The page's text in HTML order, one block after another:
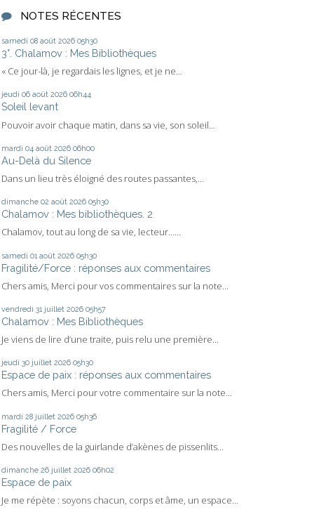
NOTES RÉCENTES
samedi 08 août 2026 05h30
3°. Chalamov : Mes Bibliothèques
« Ce jour-là, je regardais les lignes, et je ne...
jeudi 06 août 2026 06h44
Soleil levant
Pouvoir avoir chaque matin, dans sa vie, son soleil...
mardi 04 août 2026 06h00
Au-Delà du Silence
Dans un lieu très éloigné des routes passantes,...
dimanche 02 août 2026 05h30
Chalamov : Mes bibliothèques. 2
Chalamov, tout au long de sa vie, lecteur…...
samedi 01 août 2026 05h30
Fragilité/Force : réponses aux commentaires
Chers amis, Merci pour vos commentaires sur la note...
vendredi 31 juillet 2026 05h57
Chalamov : Mes Bibliothèques
Je viens de lire d’une traite, puis relu une première...
jeudi 30 juillet 2026 05h30
Espace de paix : réponses aux commentaires
Chers amis, Merci pour votre commentaire sur la note...
mardi 28 juillet 2026 05h36
Fragilité / Force
Des nouvelles de la guirlande d’akènes de pissenlits...
dimanche 26 juillet 2026 06h02
Espace de paix
Je me répète : soyons chacun, corps et âme, un espace...